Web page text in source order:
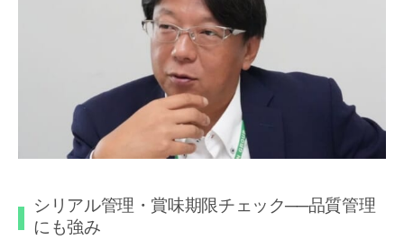
シリアル管理・賞味期限チェック──品質管理
にも強み